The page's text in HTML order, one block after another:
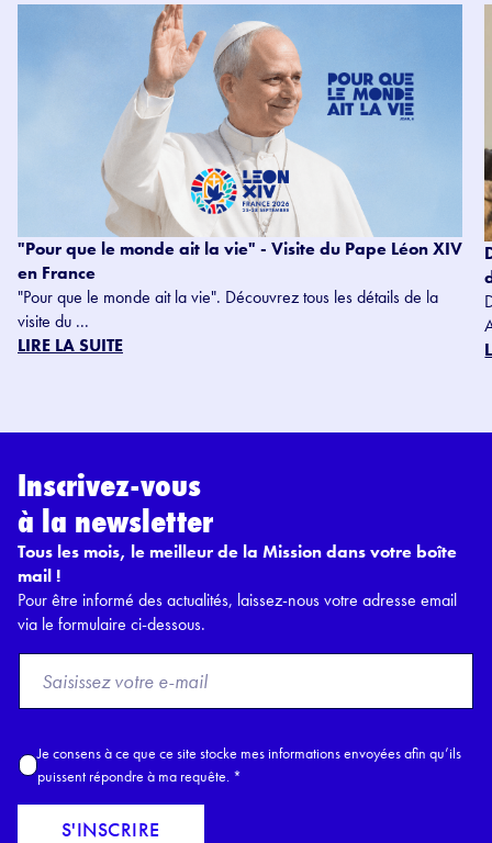
"Pour que le monde ait la vie" - Visite du Pape Léon XIV
en France
"Pour que le monde ait la vie". Découvrez tous les détails de la
visite du ...
LIRE LA SUITE
Inscrivez-vous
à la newsletter
Tous les mois, le meilleur de la Mission dans votre boîte
mail !
Pour être informé des actualités, laissez-nous votre adresse email
via le formulaire ci-dessous.
o
E
m
a
A
c
c
Je consens à ce que ce site stocke mes informations envoyées afin qu’ils
puissent répondre à ma requête. *
S'INSCRIRE